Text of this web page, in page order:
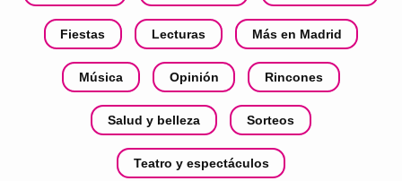
Fiestas Lecturas Más en Madrid
Música Opinión Rincones
Salud y belleza Sorteos
Teatro y espectáculos